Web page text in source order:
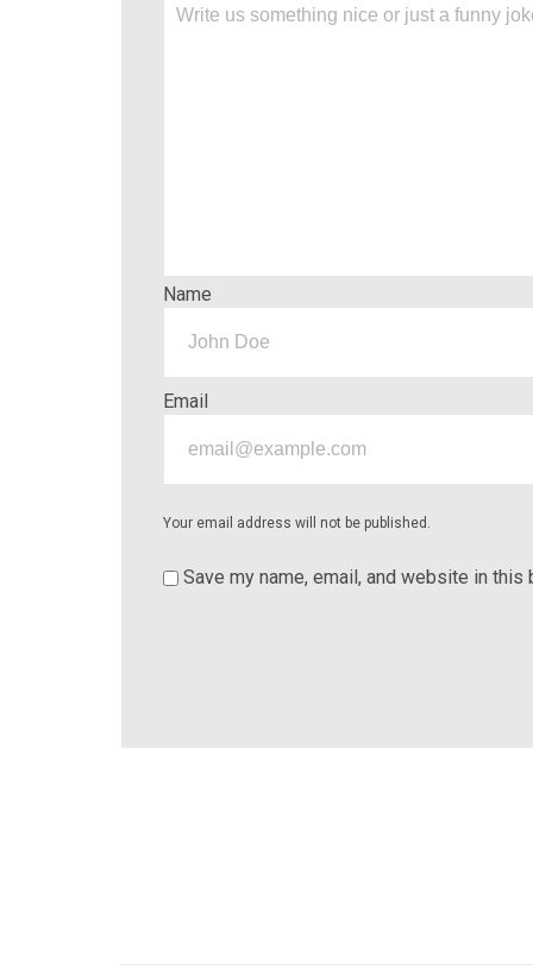
Name
Email
Your email address will not be published.
Save my name, email, and website in